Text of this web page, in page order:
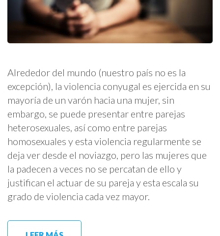
Alrededor del mundo (nuestro país no es la
excepción), la violencia conyugal es ejercida en su
mayoría de un varón hacia una mujer, sin
embargo, se puede presentar entre parejas
heterosexuales, así como entre parejas
homosexuales y esta violencia regularmente se
deja ver desde el noviazgo, pero las mujeres que
la padecen a veces no se percatan de ello y
justifican el actuar de su pareja y esta escala su
grado de violencia cada vez mayor.